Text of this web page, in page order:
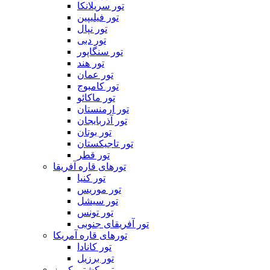
تور سریلانکا
تور فیلیپین
تور نپال
تور دبی
تور سنگاپور
تور هند
تور عمان
تور کامبوج
تور ماکائو
تور ارمنستان
تور آذربایجان
تور بوتان
تور تاجیکستان
تور قطر
تورهای قاره آفریقا
تور کنیا
تور موریس
تور سیشل
تور تونس
تور آفریقای جنوبی
تورهای قاره آمریکا
تور کانادا
تور برزیل